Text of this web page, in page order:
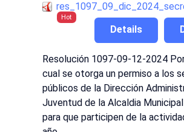
Hot
Details
Resolución 1097-09-12-2024
cual se otorga un permiso a los
públicos de la Dirección
Juventud de la Alcaldia
para que participen de la